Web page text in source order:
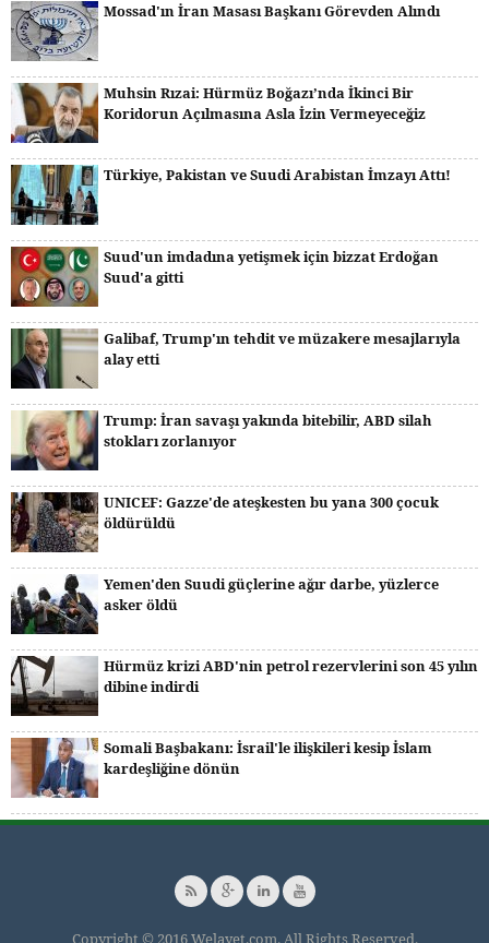
Mossad'ın İran Masası Başkanı Görevden Alındı
Muhsin Rızai: Hürmüz Boğazı’nda İkinci Bir
Koridorun Açılmasına Asla İzin Vermeyeceğiz
Türkiye, Pakistan ve Suudi Arabistan İmzayı Attı!
Suud'un imdadına yetişmek için bizzat Erdoğan
Suud'a gitti
Galibaf, Trump'ın tehdit ve müzakere mesajlarıyla
alay etti
Trump: İran savaşı yakında bitebilir, ABD silah
stokları zorlanıyor
UNICEF: Gazze'de ateşkesten bu yana 300 çocuk
öldürüldü
Yemen'den Suudi güçlerine ağır darbe, yüzlerce
asker öldü
Hürmüz krizi ABD'nin petrol rezervlerini son 45 yılın
dibine indirdi
Somali Başbakanı: İsrail'le ilişkileri kesip İslam
kardeşliğine dönün
Copyright © 2016 Welayet.com. All Rights Reserved.